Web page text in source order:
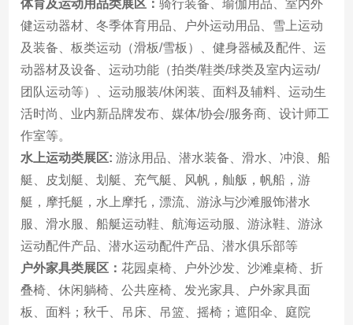
体育及运动用品类展区：骑行装备、瑜伽用品、室内外
健运动器材、冬季体育用品、户外运动用品、雪上运动
及装备、板类运动（滑板/雪板）、健身器械及配件、运
动器材及设备、运动功能（拍类/鞋类/球类及室内运动/
团队运动等）、运动服装/休闲装、面料及辅料、运动生
活时尚、业内新品牌发布、媒体/协会/服务商、设计师工
作室等。
水上运动类展区:游泳用品、潜水装备、滑水、冲浪、船
艇、皮划艇、划艇、充气艇、风帆，舢舨，帆船，游
艇，摩托艇，水上摩托，漂流、游泳与沙滩服饰潜水
服、滑水服、船艇运动鞋、航海运动服、游泳鞋、游泳
运动配件产品、潜水运动配件产品、潜水俱乐部等
户外家具类展区：花园桌椅、户外沙发、沙滩桌椅、折
叠椅、休闲躺椅、公共座椅、发光家具、户外家具面
板、面料；秋千、吊床、吊篮、摇椅；遮阳伞、庭院